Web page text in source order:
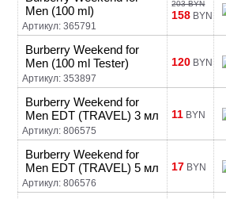
Men (100 ml)
Артикул: 365791
203 BYN
158 BYN
Burberry Weekend for
Men (100 ml Tester)
Артикул: 353897
120 BYN
Burberry Weekend for
Men EDT (TRAVEL) 3 мл
Артикул: 806575
11 BYN
Burberry Weekend for
Men EDT (TRAVEL) 5 мл
Артикул: 806576
17 BYN